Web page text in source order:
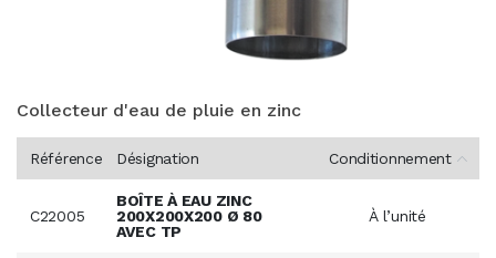
Collecteur d'eau de pluie en zinc
Référence Désignation Conditionnement
C22005
BOÎTE À EAU ZINC
200X200X200 Ø 80
AVEC TP
À l’unité